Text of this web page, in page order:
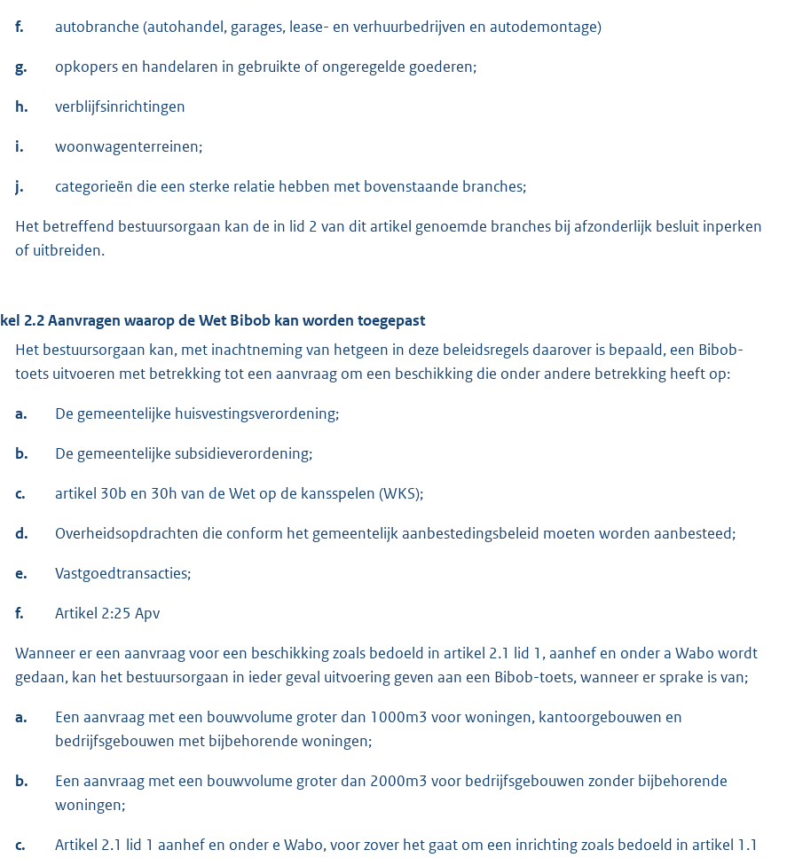
f. autobranche (autohandel, garages, lease- en verhuurbedrijven en autodemontage)
g. opkopers en handelaren in gebruikte of ongeregelde goederen;
h. verblijfsinrichtingen
i. woonwagenterreinen;
j. categorieën die een sterke relatie hebben met bovenstaande branches;
Het betreffend bestuursorgaan kan de in lid 2 van dit artikel genoemde branches bij afzonderlijk besluit inperken
of uitbreiden.
2.2 Aanvragen waarop de Wet Bibob kan worden toegepast
Het bestuursorgaan kan, met inachtneming van hetgeen in deze beleidsregels daarover is bepaald, een Bibob-
toets uitvoeren met betrekking tot een aanvraag om een beschikking die onder andere betrekking heeft op:
a. De gemeentelijke huisvestingsverordening;
b. De gemeentelijke subsidieverordening;
c. artikel 30b en 30h van de Wet op de kansspelen (WKS);
d. Overheidsopdrachten die conform het gemeentelijk aanbestedingsbeleid moeten worden aanbesteed;
e. Vastgoedtransacties;
f. Artikel 2:25 Apv
Wanneer er een aanvraag voor een beschikking zoals bedoeld in artikel 2.1 lid 1, aanhef en onder a Wabo wordt
gedaan, kan het bestuursorgaan in ieder geval uitvoering geven aan een Bibob-toets, wanneer er sprake is van;
a.
Een aanvraag met een bouwvolume groter dan 1000m3 voor woningen, kantoorgebouwen en
bedrijfsgebouwen met bijbehorende woningen;
b.
Een aanvraag met een bouwvolume groter dan 2000m3 voor bedrijfsgebouwen zonder bijbehorende
woningen;
c. Artikel 2.1 lid 1 aanhef en onder e Wabo, voor zover het gaat om een inrichting zoals bedoeld in artikel 1.1